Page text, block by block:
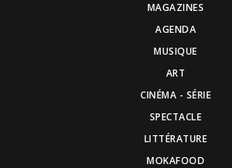
MAGAZINES
AGENDA
MUSIQUE
ART
CINÉMA - SÉRIE
SPECTACLE
LITTÉRATURE
MOKAFOOD